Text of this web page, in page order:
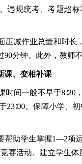
违规统考、考题超
压减作业总量和时
90分钟。此外，教师
课、变相补课
时间一般不早于
23∶00。保障小学
帮助学生掌握1—2项
赛活动。建立学生